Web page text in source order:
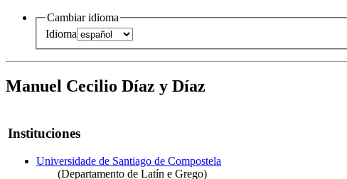
Cambiar idioma
Idioma
Manuel Cecilio Díaz y Díaz
Instituciones
Universidade de Santiago de Compostela
(Departamento de Latín e Grego)